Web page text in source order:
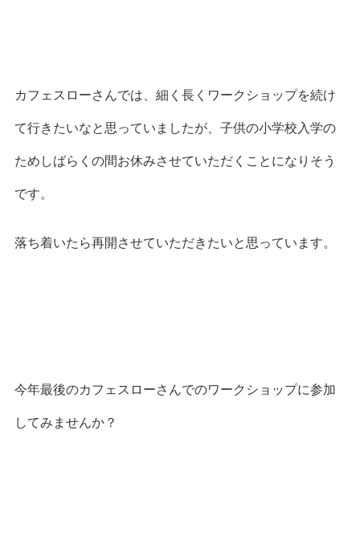
カフェスローさんでは、細く長くワークショップを続け
て行きたいなと思っていましたが、子供の小学校入学の
ためしばらくの間お休みさせていただくことになりそう
です。
落ち着いたら再開させていただきたいと思っています。
今年最後のカフェスローさんでのワークショップに参加
してみませんか？